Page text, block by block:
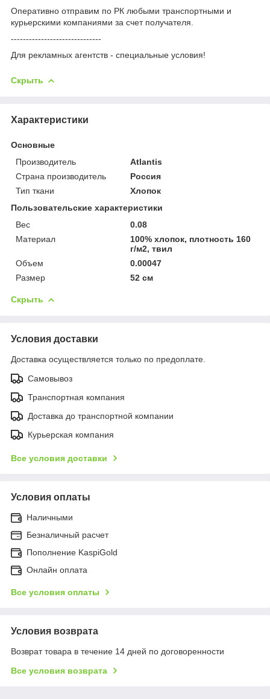
Оперативно отправим по РК любыми транспортными и
курьерскими компаниями за счет получателя.
------------------------------
Для рекламных агентств - специальные условия!
Скрыть
Характеристики
Основные
Производитель
Atlantis
Страна производитель
Россия
Тип ткани
Хлопок
Пользовательские характеристики
Вес
0.08
Материал
100% хлопок, плотность 160
г/м2, твил
Объем
0.00047
Размер
52 см
Скрыть
Условия доставки
Доставка осуществляется только по предоплате.
Самовывоз
Транспортная компания
Доставка до транспортной компании
Курьерская компания
Все условия доставки
Условия оплаты
Наличными
Безналичный расчет
Пополнение KaspiGold
Онлайн оплата
Все условия оплаты
Условия возврата
Возврат товара в течение 14 дней по договоренности
Все условия возврата